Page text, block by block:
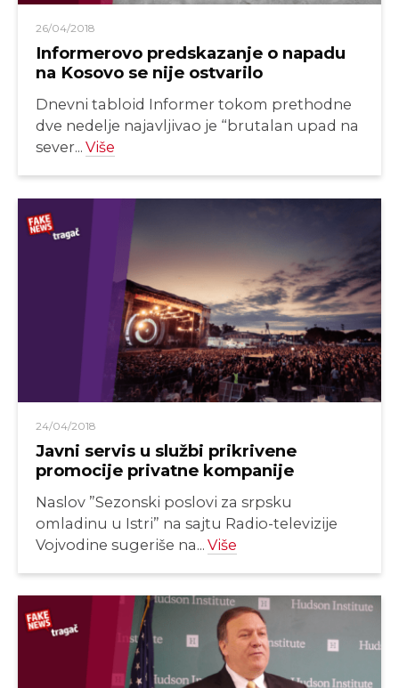
26/04/2018
Informerovo predskazanje o napadu
na Kosovo se nije ostvarilo
Dnevni tabloid Informer tokom prethodne
dve nedelje najavljivao je “brutalan upad na
sever... Više
24/04/2018
Javni servis u službi prikrivene
promocije privatne kompanije
Naslov ”Sezonski poslovi za srpsku
omladinu u Istri” na sajtu Radio-televizije
Vojvodine sugeriše na... Više